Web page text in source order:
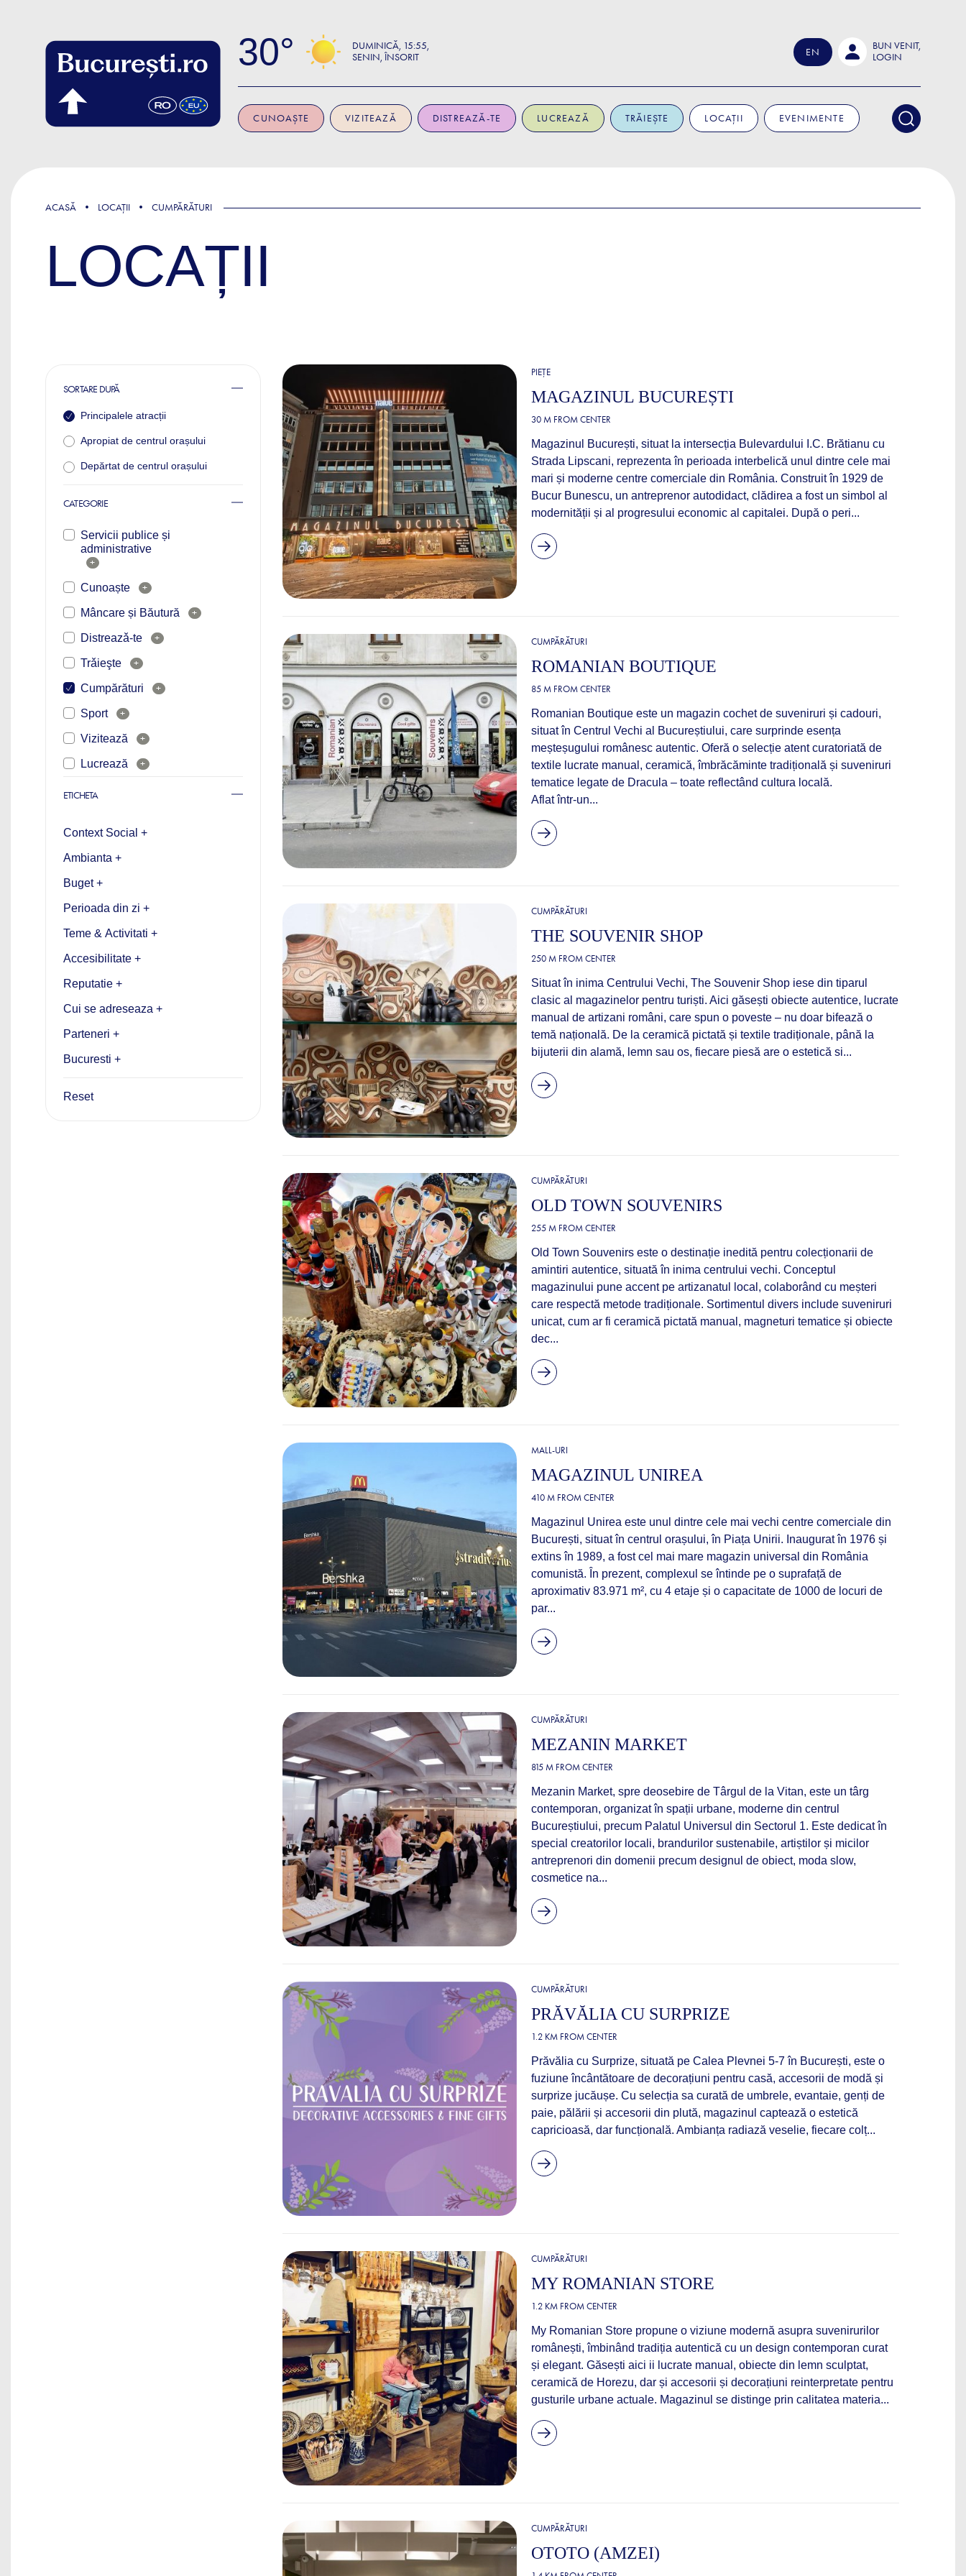
30 DUMINICĂ 15:55
SENIN, ÎNSORIT
EN
BUN VENIT,
LOGIN
CUNOAȘTE VIZITEAZĂ DISTREAZĂ-TE LUCREAZĂ TRĂIEȘTE LOCAȚII EVENIMENTE
ACASĂ LOCAȚII CUMPĂRĂTURI
LOCAȚII
SORTARE DUPĂ
Principalele atracții
Apropiat de centrul orașului
Depărtat de centrul orașului
CATEGORIE
Servicii publice și
administrative
+
Cunoaște +
Mâncare și Băutură +
Distreazǎ-te +
Trǎieşte +
Cumpărături +
Sport +
Vizitează +
Lucrează +
ETICHETA
Context Social +
Ambianta +
Buget +
Perioada din zi +
Teme & Activitati +
Accesibilitate +
Reputatie +
Cui se adreseaza +
Parteneri +
Bucuresti +
Reset
PIEȚE
MAGAZINUL BUCUREȘTI
30 M FROM CENTER
Magazinul București, situat la intersecția Bulevardului I.C. Brătianu cu
Strada Lipscani, reprezenta în perioada interbelică unul dintre cele mai
mari și moderne centre comerciale din România. Construit în 1929 de
Bucur Bunescu, un antreprenor autodidact, clădirea a fost un simbol al
modernității și al progresului economic al capitalei. După o peri...
CUMPĂRĂTURI
ROMANIAN BOUTIQUE
85 M FROM CENTER
Romanian Boutique este un magazin cochet de suveniruri și cadouri,
situat în Centrul Vechi al Bucureștiului, care surprinde esența
meșteșugului românesc autentic. Oferă o selecție atent curatoriată de
textile lucrate manual, ceramică, îmbrăcăminte tradițională și suveniruri
tematice legate de Dracula – toate reflectând cultura locală.
Aflat într-un...
CUMPĂRĂTURI
THE SOUVENIR SHOP
250 M FROM CENTER
Situat în inima Centrului Vechi, The Souvenir Shop iese din tiparul
clasic al magazinelor pentru turiști. Aici găsești obiecte autentice, lucrate
manual de artizani români, care spun o poveste – nu doar bifează o
temă națională. De la ceramică pictată și textile tradiționale, până la
bijuterii din alamă, lemn sau os, fiecare piesă are o estetică si...
CUMPĂRĂTURI
OLD TOWN SOUVENIRS
255 M FROM CENTER
Old Town Souvenirs este o destinație inedită pentru colecționarii de
amintiri autentice, situată în inima centrului vechi. Conceptul
magazinului pune accent pe artizanatul local, colaborând cu meșteri
care respectă metode tradiționale. Sortimentul divers include suveniruri
unicat, cum ar fi ceramică pictată manual, magneturi tematice și obiecte
dec...
MALL-URI
MAGAZINUL UNIREA
410 M FROM CENTER
Magazinul Unirea este unul dintre cele mai vechi centre comerciale din
București, situat în centrul orașului, în Piața Unirii. Inaugurat în 1976 și
extins în 1989, a fost cel mai mare magazin universal din România
comunistă. În prezent, complexul se întinde pe o suprafață de
aproximativ 83.971 m², cu 4 etaje și o capacitate de 1000 de locuri de
par...
CUMPĂRĂTURI
MEZANIN MARKET
815 M FROM CENTER
Mezanin Market, spre deosebire de Târgul de la Vitan, este un târg
contemporan, organizat în spații urbane, moderne din centrul
Bucureștiului, precum Palatul Universul din Sectorul 1. Este dedicat în
special creatorilor locali, brandurilor sustenabile, artiștilor și micilor
antreprenori din domenii precum designul de obiect, moda slow,
cosmetice na...
CUMPĂRĂTURI
PRĂVĂLIA CU SURPRIZE
1.2 KM FROM CENTER
Prăvălia cu Surprize, situată pe Calea Plevnei 5-7 în București, este o
fuziune încântătoare de decorațiuni pentru casă, accesorii de modă și
surprize jucăușe. Cu selecția sa curată de umbrele, evantaie, genți de
paie, pălării și accesorii din plută, magazinul captează o estetică
capricioasă, dar funcțională. Ambianța radiază veselie, fiecare colț...
CUMPĂRĂTURI
MY ROMANIAN STORE
1.2 KM FROM CENTER
My Romanian Store propune o viziune modernă asupra suvenirurilor
românești, îmbinând tradiția autentică cu un design contemporan curat
și elegant. Găsești aici ii lucrate manual, obiecte din lemn sculptat,
ceramică de Horezu, dar și accesorii și decorațiuni reinterpretate pentru
gusturile urbane actuale. Magazinul se distinge prin calitatea materia...
CUMPĂRĂTURI
OTOTO (AMZEI)